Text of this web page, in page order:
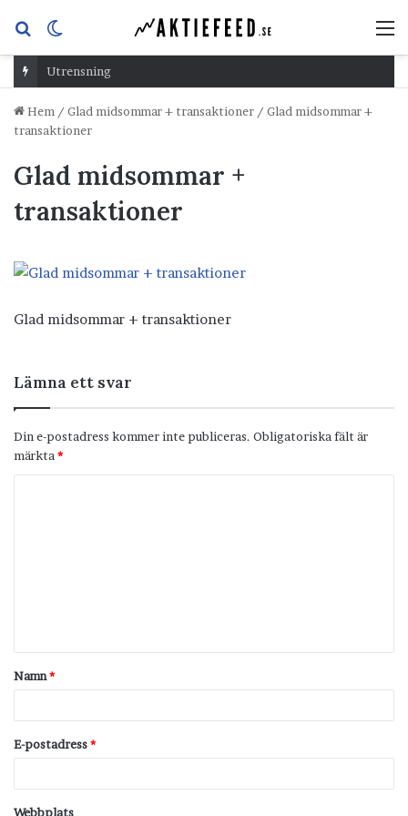
Sök
efterskin
Utrensning
Hem / Glad midsommar + transaktioner / Glad midsommar +
transaktioner
Glad midsommar +
transaktioner
Glad midsommar + transaktioner
Lämna ett svar
Din e-postadress kommer inte publiceras. Obligatoriska fält är
märkta *
t
a
Namn*
E-postadress*
Webbplats